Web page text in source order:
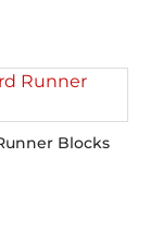
Blocks